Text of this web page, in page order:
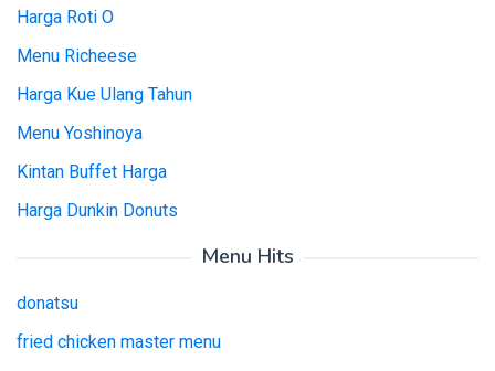
Harga Roti O
Menu Richeese
Harga Kue Ulang Tahun
Menu Yoshinoya
Kintan Buffet Harga
Harga Dunkin Donuts
Menu Hits
donatsu
fried chicken master menu